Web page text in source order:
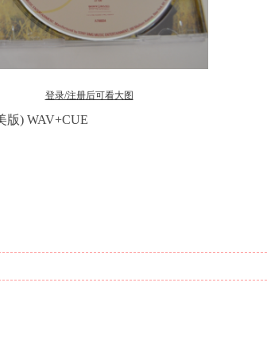
登录/注册后可看大图
版) WAV+CUE